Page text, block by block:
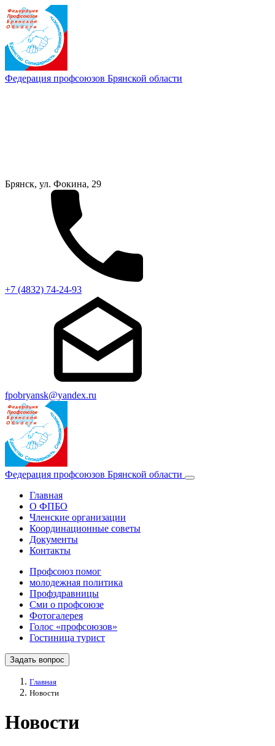
Федерация профсоюзов Брянской области
Брянск, ул. Фокина, 29
+7 (4832) 74-24-93
fpobryansk@yandex.ru
Федерация профсоюзов Брянской области
Главная
О ФПБО
Членские организации
Координационные советы
Документы
Контакты
Профсоюз помог
молодежная политика
Профздравницы
Сми о профсоюзе
Фотогалерея
Голос «профсоюзов»
Гостиница турист
Задать вопрос
Главная
Новости
Новости